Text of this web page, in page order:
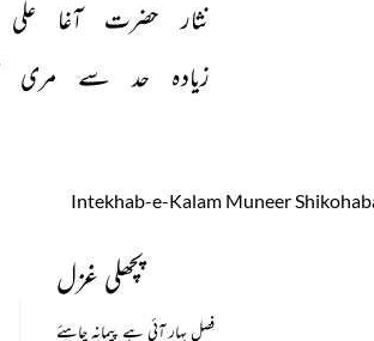
نثار حضرت آغا علی
زیادہ
حد سے مری
پچھلی غزل
فصل بہار آئی ہے پیمانہ چاہئے